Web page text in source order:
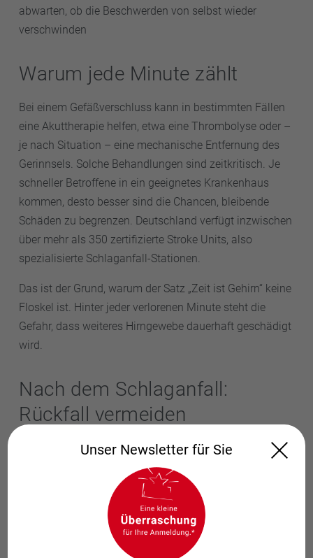
abwarten, ob die Beschwerden von selbst wieder
verschwinden
Warum jede Minute zählt
Bei einem Gefäßverschluss kann in bestimmten Fällen
eine Akuttherapie helfen, etwa eine Thrombolyse oder –
je nach Situation – eine mechanische Entfernung des
Gerinnsels. Solche Behandlungen sind zeitkritisch. Je
schneller Betroffene in ein geeignetes Krankenhaus
kommen, desto besser sind die Chancen, bleibende
Schäden zu begrenzen. Deutschland verfügt inzwischen
über mehr als 350 zertifizierte Stroke Units, also
spezialisierte Schlaganfall-Stationen.
Das ist der Grund, warum der Satz „Zeit ist Gehirn“ keine
Floskel ist. Hinter jeder verlorenen Minute steht die
Gefahr, dass weiteres Hirngewebe dauerhaft geschädigt
wird.
Nach dem Schlaganfall:
Rückfall vermeiden
Wer bereits einen Schlaganfall hatte, braucht eine
besonders konsequente Vorbeugung gegen einen
weiteren. Wichtige Bausteine sind unter anderem
Blutdrucksenker, Statine und gerinnungshemmende
Medikamente bei Vorhofflimmern. In Deutschland
erleiden jedes Jahr etwa 70.000 Menschen einen
Unser Newsletter für Sie